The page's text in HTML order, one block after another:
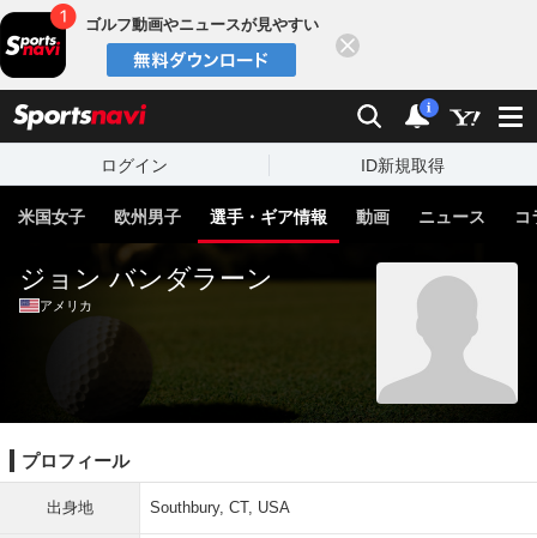
ゴルフ動画やニュースが見やすい
検索 通知
i
ログイン ID新規取得
米国女子 欧州男子 選手・ギア情報 動画 ニュース コ
ジョン バンダラーン
アメリカ
プロフィール
出身地 Southbury, CT, USA